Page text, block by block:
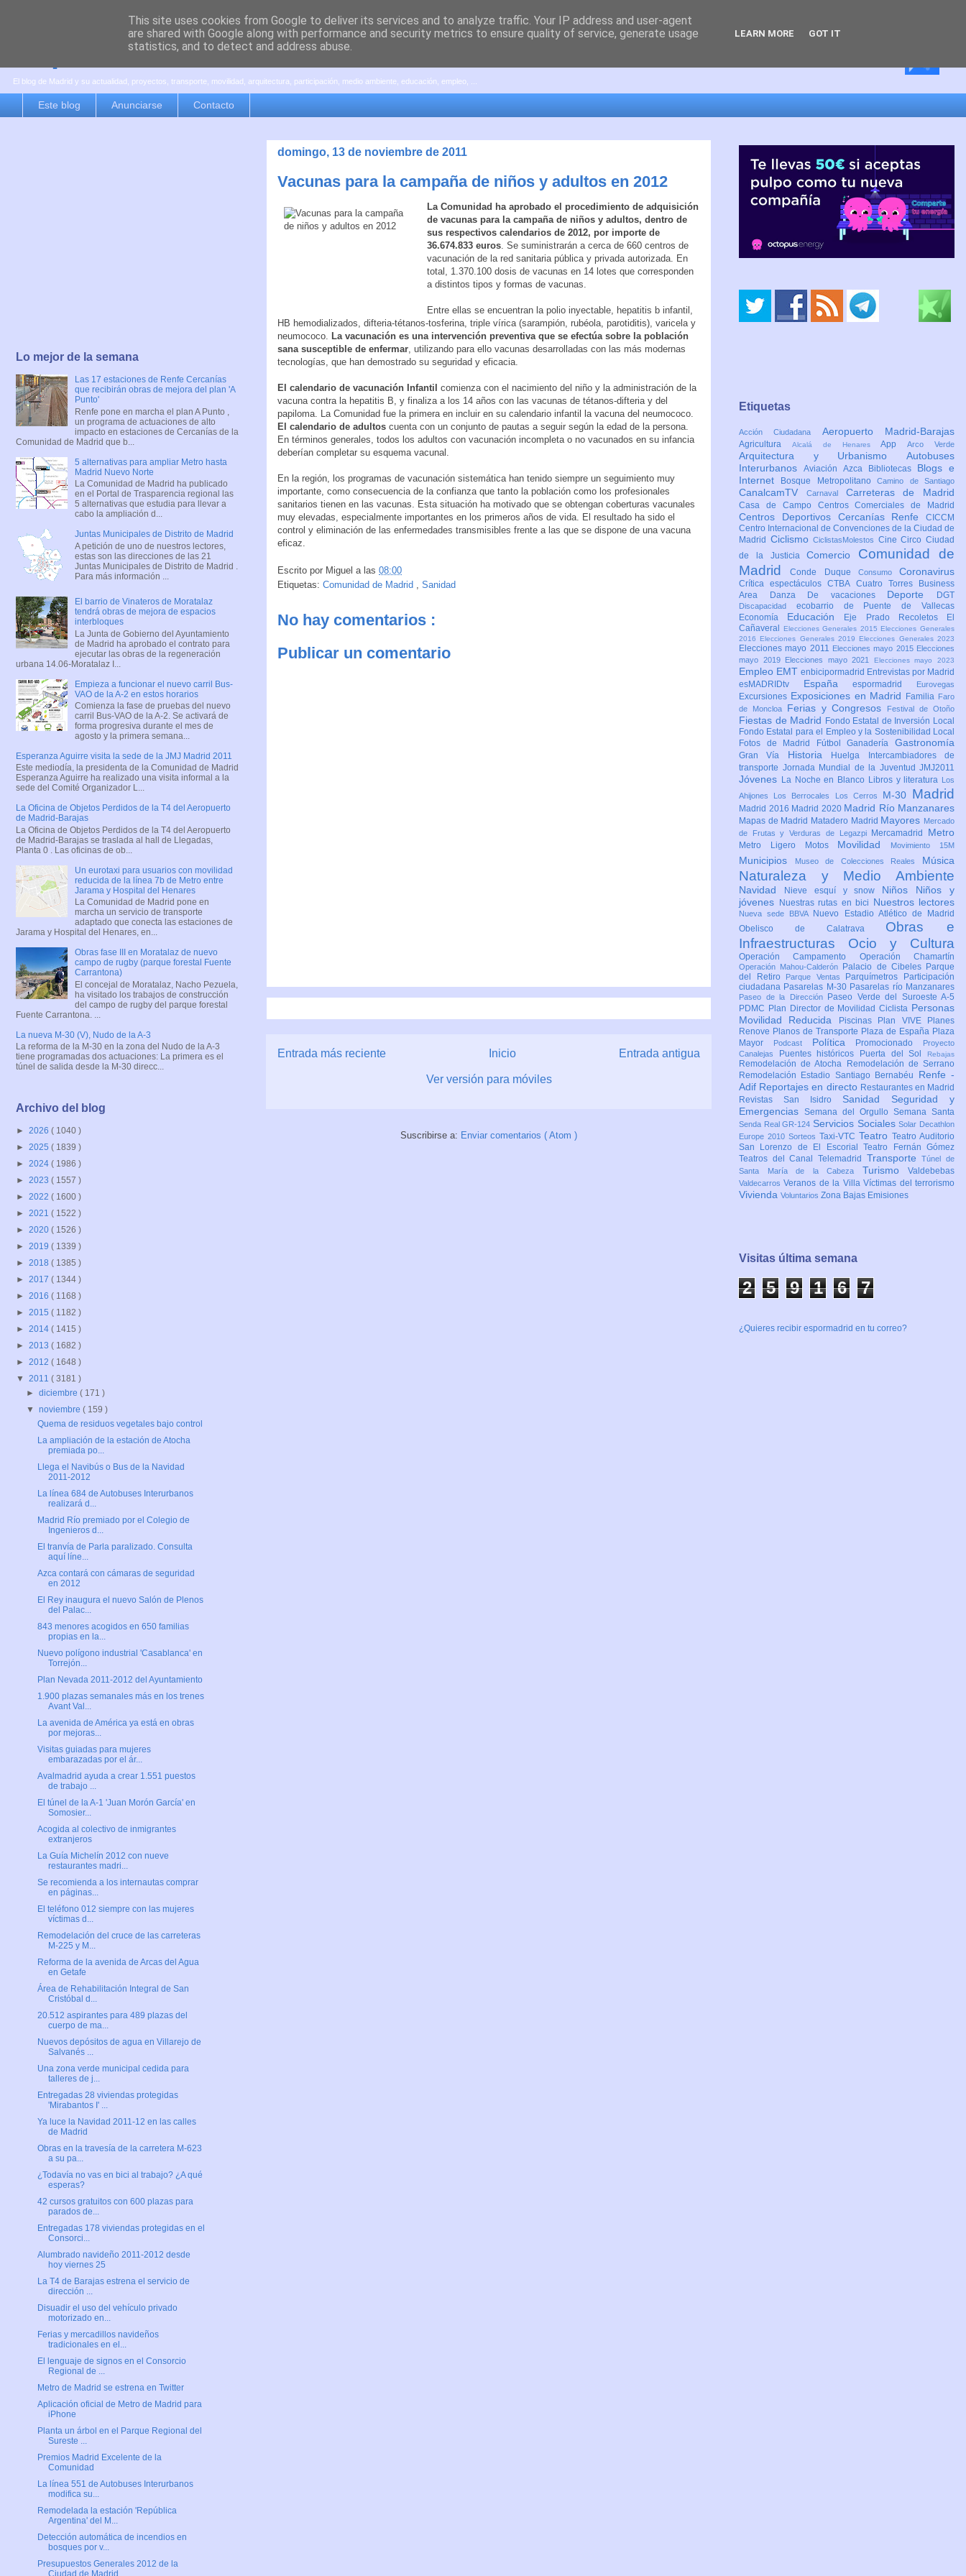
es por madrid
El blog de Madrid y su actualidad, proyectos, transporte, movilidad, arquitectura, participación, medio ambiente, educación, empleo, ...
Este blog Anunciarse Contacto
domingo, 13 de noviembre de 2011
Vacunas para la campaña de niños y adultos en 2012
La Comunidad ha aprobado el procedimiento de adquisición
de vacunas para la campaña de niños y adultos, dentro de
sus respectivos calendarios de 2012, por importe de
36.674.833 euros . Se suministrarán a cerca de 660 centros de
vacunación de la red sanitaria pública y privada autorizada. En
total, 1.370.100 dosis de vacunas en 14 lotes que corresponden
a distintos tipos y formas de vacunas.
Entre ellas se encuentran la polio inyectable, hepatitis b infantil,
HB hemodializados, difteria-tétanos-tosferina, triple vírica (sarampión, rubéola, parotiditis), varicela y
neumococo.
La vacunación es una intervención preventiva que se efectúa sobre la población
sana susceptible de enfermar , utilizando para ello vacunas desarrolladas con las más modernas
tecnologías, que han demostrado su seguridad y eficacia.
El calendario de vacunación Infantil comienza con el nacimiento del niño y la administración de la
vacuna contra la hepatitis B, y finaliza a los 14 años con las vacunas de tétanos-difteria y del
papiloma. La Comunidad fue la primera en incluir en su calendario infantil la vacuna del neumococo.
El calendario de adultos cuenta con un conjunto de pautas a seguir según la edad de la persona.
En términos generales, todos los adultos con vacunación incompleta o no vacunados en su infancia
deberían completar su esquema vacunal.
En la región, los programas de vacunación sistemática han tenido siempre un seguimiento muy
importante, como consecuencia de la confianza que tanto la población como los profesionales
sanitarios tienen en las vacunas. Esta situación ha motivado que se obtengan coberturas vacunales
muy elevadas, especialmente importantes en los primeros años de vida. El resultado ha sido el
control y eliminación de las enfermedades transmisibles frente a las que se dispone de una vacuna
eficaz.
Escrito por Miguel a las 08:00
Etiquetas: Comunidad de Madrid , Sanidad
No hay comentarios :
Publicar un comentario
Entrada más reciente Entrada antigua
Inicio
Ver versión para móviles
Suscribirse a: Enviar comentarios ( Atom )
Lo mejor de la semana
Las 17 estaciones de Renfe Cercanías
que recibirán obras de mejora del plan 'A
Punto'
Renfe pone en marcha el plan A Punto ,
un programa de actuaciones de alto
impacto en estaciones de Cercanías de la
Comunidad de Madrid que b...
5 alternativas para ampliar Metro hasta
Madrid Nuevo Norte
La Comunidad de Madrid ha publicado
en el Portal de Trasparencia regional las
5 alternativas que estudia para llevar a
cabo la ampliación d...
Juntas Municipales de Distrito de Madrid
A petición de uno de nuestros lectores,
estas son las direcciones de las 21
Juntas Municipales de Distrito de Madrid .
Para más información ...
El barrio de Vinateros de Moratalaz
tendrá obras de mejora de espacios
interbloques
La Junta de Gobierno del Ayuntamiento
de Madrid ha aprobado el contrato para
ejecutar las obras de la regeneración
urbana 14.06-Moratalaz I...
Empieza a funcionar el nuevo carril Bus-
VAO de la A-2 en estos horarios
Comienza la fase de pruebas del nuevo
carril Bus-VAO de la A-2. Se activará de
forma progresiva durante el mes de
agosto y la primera semana...
Esperanza Aguirre visita la sede de la JMJ Madrid 2011
Este mediodía, la presidenta de la Comunidad de Madrid
Esperanza Aguirre ha realizado una visita informal a la
sede del Comité Organizador L...
La Oficina de Objetos Perdidos de la T4 del Aeropuerto
de Madrid-Barajas
La Oficina de Objetos Perdidos de la T4 del Aeropuerto
de Madrid-Barajas se traslada al hall de Llegadas,
Planta 0 . Las oficinas de ob...
Un eurotaxi para usuarios con movilidad
reducida de la línea 7b de Metro entre
Jarama y Hospital del Henares
La Comunidad de Madrid pone en
marcha un servicio de transporte
adaptado que conecta las estaciones de
Jarama y Hospital del Henares, en...
Obras fase III en Moratalaz de nuevo
campo de rugby (parque forestal Fuente
Carrantona)
El concejal de Moratalaz, Nacho Pezuela,
ha visitado los trabajos de construcción
del campo de rugby del parque forestal
Fuente Carrantona. ...
La nueva M-30 (V), Nudo de la A-3
La reforma de la M-30 en la zona del Nudo de la A-3
tiene programadas dos actuaciones: La primera es el
túnel de salida desde la M-30 direcc...
Archivo del blog
► 2026 ( 1040 )
► 2025 ( 1839 )
► 2024 ( 1986 )
► 2023 ( 1557 )
► 2022 ( 1600 )
► 2021 ( 1522 )
► 2020 ( 1526 )
► 2019 ( 1339 )
► 2018 ( 1385 )
► 2017 ( 1344 )
► 2016 ( 1168 )
► 2015 ( 1182 )
► 2014 ( 1415 )
► 2013 ( 1682 )
► 2012 ( 1648 )
▼ 2011 ( 3181 )
►diciembre( 171 )
▼noviembre( 159 )
Quema de residuos vegetales bajo control
La ampliación de la estación de Atocha
premiada po...
Llega el Navibús o Bus de la Navidad
2011-2012
La línea 684 de Autobuses Interurbanos
realizará d...
Madrid Río premiado por el Colegio de
Ingenieros d...
El tranvía de Parla paralizado. Consulta
aquí líne...
Azca contará con cámaras de seguridad
en 2012
El Rey inaugura el nuevo Salón de Plenos
del Palac...
843 menores acogidos en 650 familias
propias en la...
Nuevo polígono industrial 'Casablanca' en
Torrejón...
Plan Nevada 2011-2012 del Ayuntamiento
1.900 plazas semanales más en los trenes
Avant Val...
La avenida de América ya está en obras
por mejoras...
Visitas guiadas para mujeres
embarazadas por el ár...
Avalmadrid ayuda a crear 1.551 puestos
de trabajo ...
El túnel de la A-1 'Juan Morón García' en
Somosier...
Acogida al colectivo de inmigrantes
extranjeros
La Guía Michelín 2012 con nueve
restaurantes madri...
Se recomienda a los internautas comprar
en páginas...
El teléfono 012 siempre con las mujeres
víctimas d...
Remodelación del cruce de las carreteras
M-225 y M...
Reforma de la avenida de Arcas del Agua
en Getafe
Área de Rehabilitación Integral de San
Cristóbal d...
20.512 aspirantes para 489 plazas del
cuerpo de ma...
Nuevos depósitos de agua en Villarejo de
Salvanés ...
Una zona verde municipal cedida para
talleres de j...
Entregadas 28 viviendas protegidas
'Mirabantos I' ...
Ya luce la Navidad 2011-12 en las calles
de Madrid
Obras en la travesía de la carretera M-623
a su pa...
¿Todavía no vas en bici al trabajo? ¿A qué
esperas?
42 cursos gratuitos con 600 plazas para
parados de...
Entregadas 178 viviendas protegidas en el
Consorci...
Alumbrado navideño 2011-2012 desde
hoy viernes 25
La T4 de Barajas estrena el servicio de
dirección ...
Disuadir el uso del vehículo privado
motorizado en...
Ferias y mercadillos navideños
tradicionales en el...
El lenguaje de signos en el Consorcio
Regional de ...
Metro de Madrid se estrena en Twitter
Aplicación oficial de Metro de Madrid para
iPhone
Planta un árbol en el Parque Regional del
Sureste ...
Premios Madrid Excelente de la
Comunidad
La línea 551 de Autobuses Interurbanos
modifica su...
Remodelada la estación 'República
Argentina' del M...
Detección automática de incendios en
bosques por v...
Presupuestos Generales 2012 de la
Etiquetas
Acción Ciudadana Aeropuerto Madrid-Barajas
Agricultura Alcalá de HenaresAppArco Verde
Arquitectura y Urbanismo Autobuses
Interurbanos Aviación Azca Bibliotecas Blogs e
Internet
Bosque MetropolitanoCamino de Santiago
CanalcamTV Carnaval Carreteras de Madrid
Casa de Campo Centros Comerciales de Madrid
Centros Deportivos Cercanías Renfe CICCM
Centro Internacional de Convenciones de la Ciudad de
Madrid CiclismoCiclistasMolestos CineCircoCiudad
de la JusticiaComercio Comunidad de
MadridConde Duque Consumo Coronavirus
Crítica espectáculosCTBA Cuatro Torres Business
Area
Danza De vacaciones Deporte DGT
Discapacidad ecobarrio de Puente de Vallecas
Economía Educación Eje Prado Recoletos
El
Cañaveral
Elecciones Generales 2015 Elecciones Generales
2016 Elecciones Generales 2019 Elecciones Generales 2023
Elecciones mayo 2011 Elecciones mayo 2015 Elecciones
mayo 2019
Elecciones mayo 2021 Elecciones mayo 2023
Empleo EMT enbicipormadrid Entrevistas por Madrid
esMADRIDtv Españaespormadrid Eurovegas
Excursiones Exposiciones en Madrid Familia Faro
de Moncloa
Ferias y Congresos Festival de Otoño
Fiestas de Madrid Fondo Estatal de Inversión Local
Fondo Estatal para el Empleo y la Sostenibilidad Local
Fotos de Madrid
FútbolGanaderíaGastronomía
Gran Vía Historia Huelga
Intercambiadores de
transporte Jornada Mundial de la Juventud JMJ2011
Jóvenes La Noche en Blanco Libros y literatura
Los
Ahijones
Los Berrocales Los Cerros M-30 Madrid
Madrid 2016 Madrid 2020 Madrid Río Manzanares
Mapas de Madrid Matadero Madrid Mayores Mercado
de Frutas y Verduras de Legazpi
Mercamadrid Metro
Metro Ligero Motos Movilidad Movimiento 15M
Municipios Museo de Colecciones Reales Música
Naturaleza y Medio Ambiente
Navidad Nieve esquí y snow Niños Niños y
jóvenes
Nuestras rutas en bici Nuestros lectores
Nueva sede BBVA
Nuevo Estadio Atlético de Madrid
Obelisco de Calatrava Obras e
Infraestructuras Ocio y Cultura
Operación Campamento Operación Chamartín
Operación Mahou-Calderón Palacio de Cibeles Parque
del Retiro
Parque Ventas Parquímetros
Participación
ciudadana Pasarelas M-30 Pasarelas río Manzanares
Paseo de la Dirección
Paseo Verde del Suroeste A-5
PDMC Plan Director de Movilidad Ciclista Personas
Movilidad Reducida
Piscinas Plan VIVE
Planes
Renove Planos de Transporte Plaza de España Plaza
Mayor
Podcast Política Promocionado
Proyecto
Canalejas
Puentes históricos Puerta del Sol Rebajas
Remodelación de Atocha
Remodelación de Serrano
Remodelación Estadio Santiago Bernabéu Renfe -
Adif Reportajes en directo Restaurantes en Madrid
Revistas San Isidro Sanidad Seguridad y
Emergencias Semana del Orgullo Semana Santa
Senda Real GR-124 Servicios SocialesSolar Decathlon
Europe 2010 Sorteos Taxi-VTC Teatro Teatro Auditorio
San Lorenzo de El EscorialTeatro Fernán Gómez
Teatros del Canal Telemadrid TransporteTúnel de
Santa María de la Cabeza Turismo Valdebebas
ValdecarrosVeranos de la VillaVíctimas del terrorismo
Vivienda Voluntarios Zona Bajas Emisiones
Visitas última semana
2 5 9 1 6 7
¿Quieres recibir espormadrid en tu correo?
This site uses cookies from Google to deliver its services and to analyze traffic. Your IP address and user-agent
are shared with Google along with performance and security metrics to ensure quality of service, generate usage
statistics, and to detect and address abuse.
LEARN MORE GOT IT